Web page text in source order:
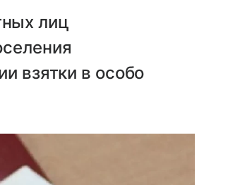
лиц
взятки в особо